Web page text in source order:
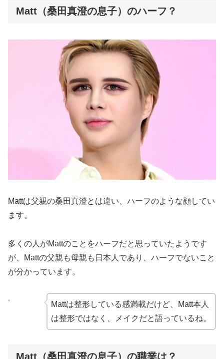
Matt（桑田真澄の息子）のハーフ？
Mattは父親の桑田真澄とは違い、ハーフのような顔してい
ます。
多くの人がMattのことをハーフだと思っていたようです
が、Mattの父親も母親も日本人であり、ハーフでないこと
が分かっています。
Mattは整形している感満載だけど、Matt本人
は整形ではなく、メイクだと語っているね。
Matt（桑田真澄の息子）の職業は？